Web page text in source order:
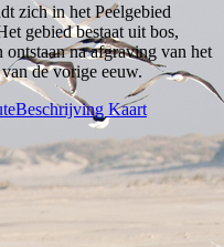
zich in het Peelgebied
gebied bestaat uit bos,
na afgraving van het
de vorige eeuw.
Kaart